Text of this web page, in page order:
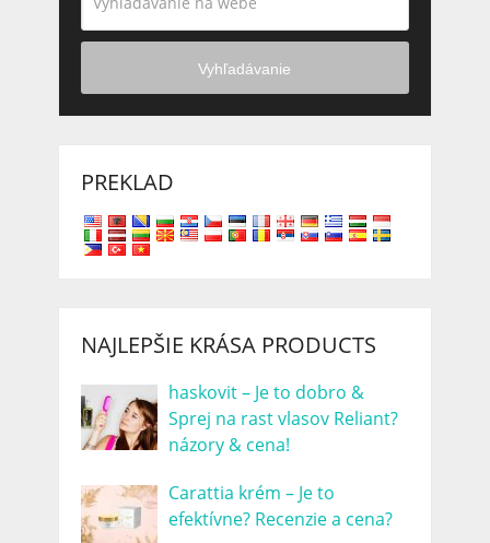
Vyhľadávanie
PREKLAD
NAJLEPŠIE KRÁSA PRODUCTS
haskovit – Je to dobro &
Sprej na rast vlasov Reliant?
názory & cena!
Carattia krém – Je to
efektívne? Recenzie a cena?